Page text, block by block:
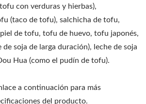
con verduras y hierbas),
(taco de tofu), salchicha de tofu,
de tofu, tofu de huevo, tofu japonés,
de soja de larga duración), leche de soja
Hua (como el pudín de tofu).
a continuación para más
del producto.